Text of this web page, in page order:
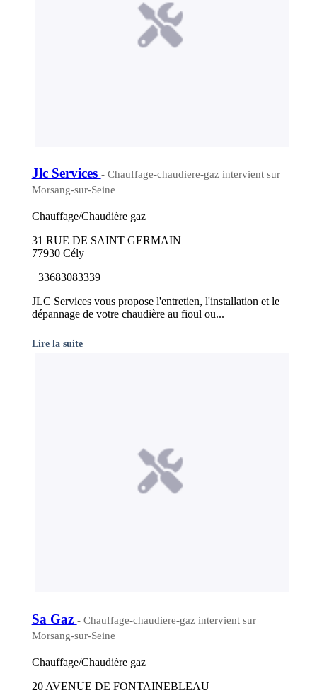
Jlc Services - Chauffage-chaudiere-gaz intervient sur
Morsang-sur-Seine
Chauffage/Chaudière gaz
31 RUE DE SAINT GERMAIN
77930 Cély
+33683083339
JLC Services vous propose l'entretien, l'installation et le
dépannage de votre chaudière au fioul ou...
Lire la suite
Sa Gaz - Chauffage-chaudiere-gaz intervient sur
Morsang-sur-Seine
Chauffage/Chaudière gaz
20 AVENUE DE FONTAINEBLEAU